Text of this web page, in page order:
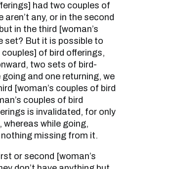
had two couples of
any, or in the second
in the third [woman’s
set? But it is possible to
of bird offerings,
two sets of bird-
and one returning, we
[woman’s couples of bird
couples of bird
is invalidated, for only
while going,
missing from it.